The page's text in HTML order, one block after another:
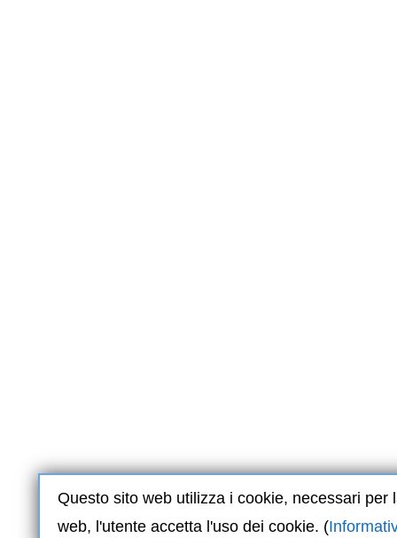
Questo sito web utilizza i cookie, necessari
web, l'utente accetta l'uso dei cookie. (